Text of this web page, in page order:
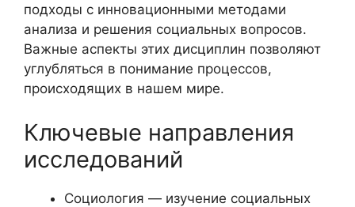
подходы с инновационными методами
анализа и решения социальных вопросов.
Важные аспекты этих дисциплин позволяют
углубляться в понимание процессов,
происходящих в нашем мире.
Ключевые направления
исследований
Социология — изучение социальных